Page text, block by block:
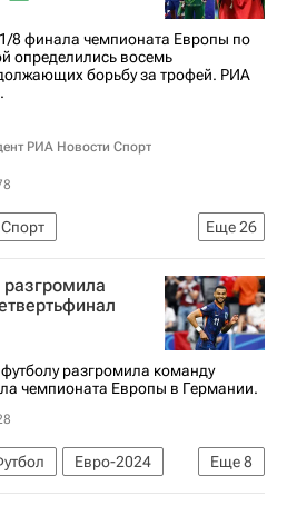
8 финала чемпионата Европы по
определились восемь
борьбу за трофей. РИА
РИА Новости Спорт
Еще26
Спорт
РИА Новости Спорт
Евро-2024
Джуд Беллингем
Демирал
Дания
Англия
разгромила команду
чемпионата Европы в Германии.
Еще8
Евро-2024
Нидерланды